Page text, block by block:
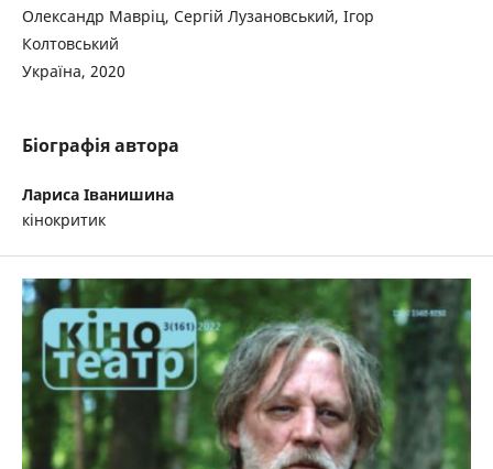
Олександр Мавріц, Сергій Лузановський, Ігор
Колтовський
Україна, 2020
Біографія автора
Лариса Іванишина
кінокритик